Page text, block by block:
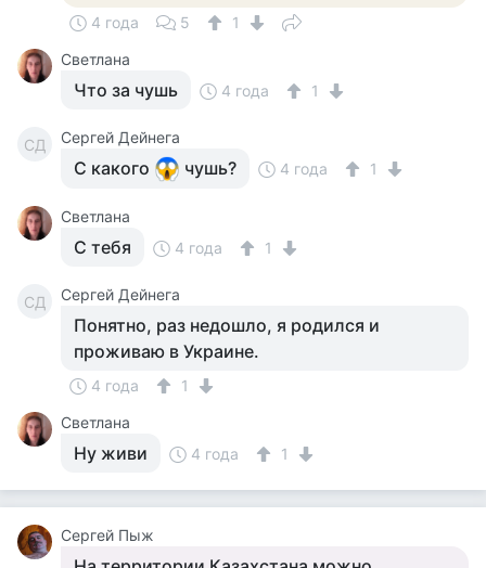
4 года 5
1
Светлана
Что за чушь 4 года 1
СД Сергей Дейнега
С какого чушь? 4 года 1
Светлана
С тебя 4 года 1
СД Сергей Дейнега
Понятно, раз недошло, я родился и
проживаю в Украине.
4 года
1
Светлана
Ну живи 4 года 1
Сергей Пыж